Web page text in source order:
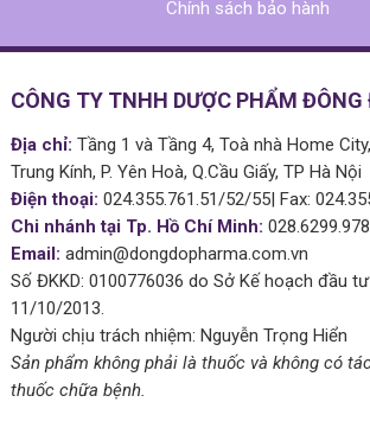
Chính sách bảo hành
CÔNG TY TNHH DƯỢC PHẨM ĐÔNG
Địa chỉ: Tầng 1 và Tầng 4, Toà nhà Home
Trung Kính, P. Yên Hoà, Q.Cầu Giấy, TP Hà Nội
Điện thoại: 024.355.761.51/52/55| Fax:
Chi nhánh tại Tp. Hồ Chí Minh:
Email: admin@dongdopharma.com.vn
Số ĐKKD: 0100776036 do Sở Kế hoạch đầu
11/10/2013.
Người chịu trách nhiệm: Nguyễn Trọng Hiển
Sản phẩm không phải là thuốc và không có
thuốc chữa bệnh.